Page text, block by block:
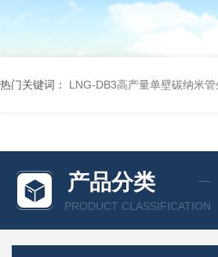
热门关键词： LNG-DB3高产量单壁碳纳米管
产品分类
PRODUCT CLASSIFICATION